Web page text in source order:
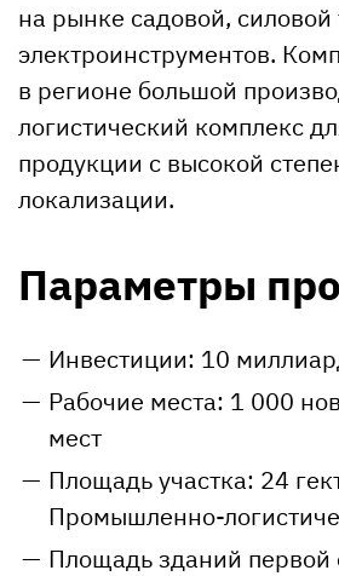
на рынке садовой, силовой
электроинструментов.
в регионе большой
логистический комплекс
продукции с высокой
локализации.
Параметры
Инвестиции: 10
Рабочие места: 1 000
мест
Площадь участка: 24
Промышленно-
Площадь зданий первой